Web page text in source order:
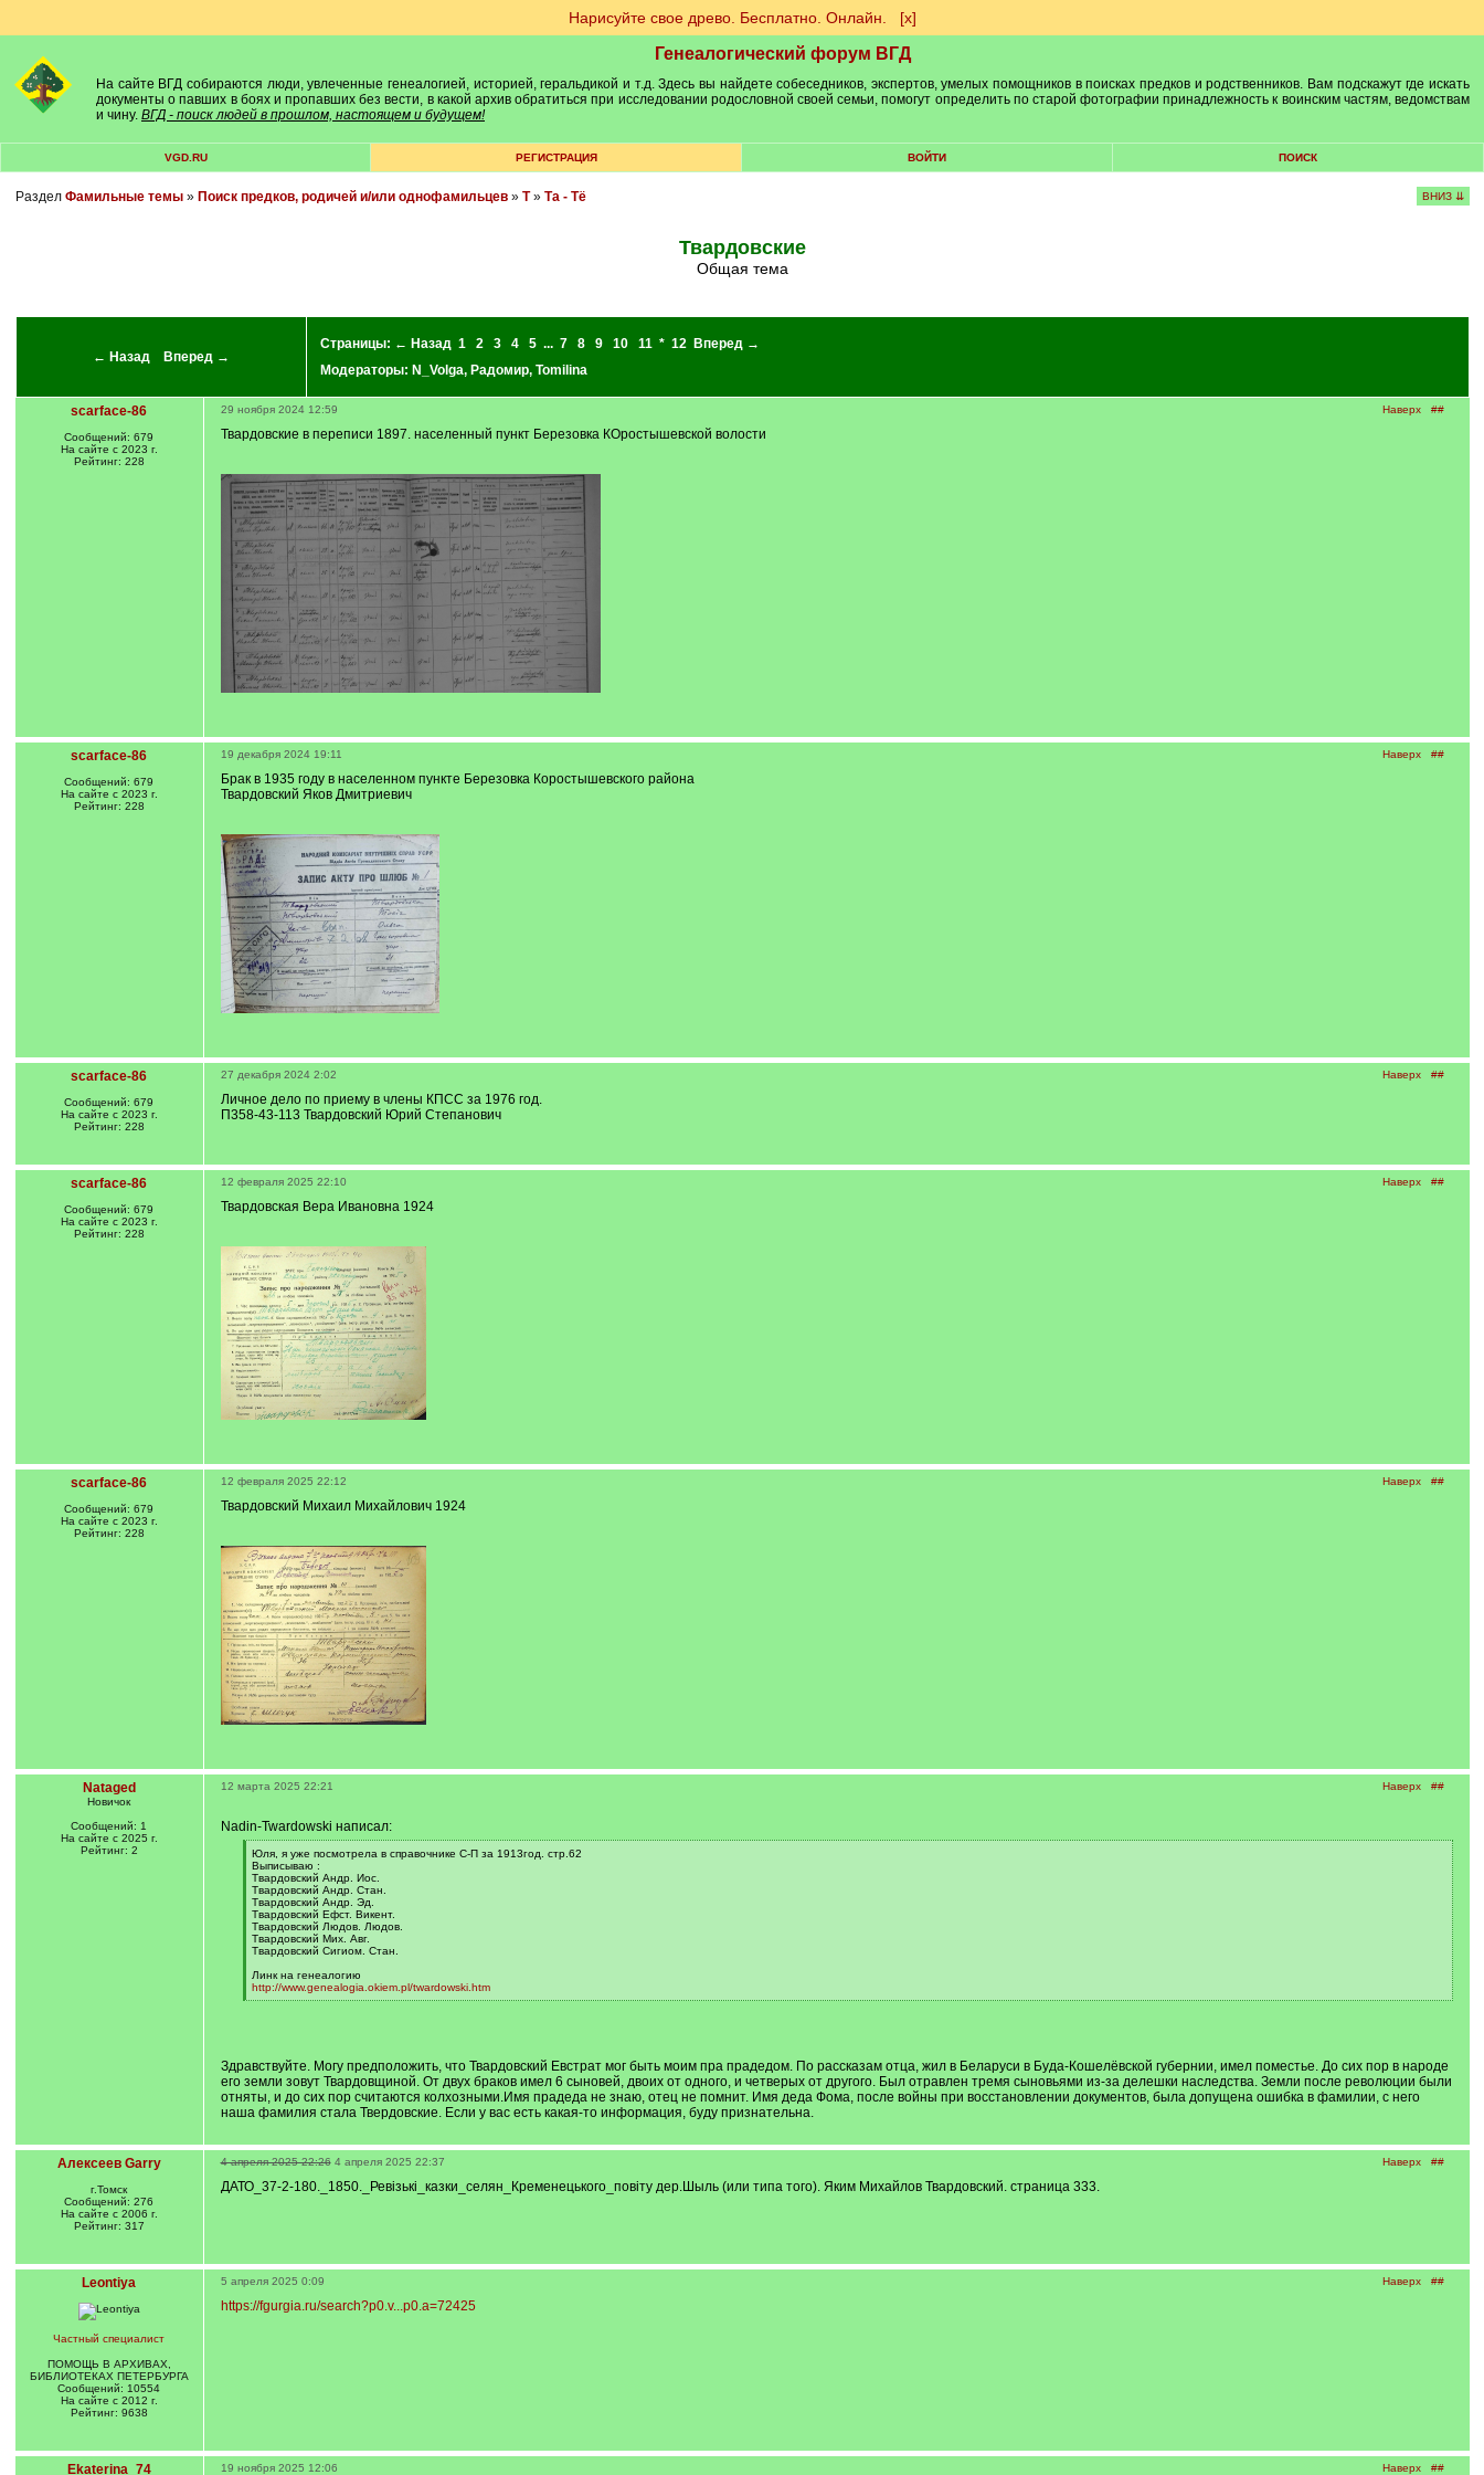
Нарисуйте свое древо. Бесплатно. Онлайн. [х]
Генеалогический форум ВГД
На сайте ВГД собираются люди, увлеченные генеалогией, историей, геральдикой и т.д. Здесь вы найдете собеседников, экспертов, умелых помощников в поисках предков и родственников. Вам подскажут где искать
документы о павших в боях и пропавших без вести, в какой архив обратиться при исследовании родословной своей семьи, помогут определить по старой фотографии принадлежность к воинским частям, ведомствам
и чину. ВГД - поиск людей в прошлом, настоящем и будущем!
VGD.RU РЕГИСТРАЦИЯ ВОЙТИ ПОИСК
Раздел Фамильные темы» Поиск предков, родичей и/или однофамильцев» Т» Та - Тё ВНИЗ ⇊
Твардовские
Общая тема
← Назад Вперед →
Страницы: ← Назад 1 2 3 4 5 ... 7 8 9 10 11 * 12
Вперед →
Модераторы: N_Volga, Радомир, Tomilina
scarface-86
Сообщений: 679
На сайте с 2023 г.
Рейтинг: 228
Наверх ##
29 ноября 2024 12:59
Твардовские в переписи 1897. населенный пункт Березовка КОростышевской волости
scarface-86
Сообщений: 679
На сайте с 2023 г.
Рейтинг: 228
Наверх ##
19 декабря 2024 19:11
Брак в 1935 году в населенном пункте Березовка Коростышевского района
Твардовский Яков Дмитриевич
scarface-86
Сообщений: 679
На сайте с 2023 г.
Рейтинг: 228
Наверх ##
27 декабря 2024 2:02
Личное дело по приему в члены КПСС за 1976 год.
П358-43-113 Твардовский Юрий Степанович
scarface-86
Сообщений: 679
На сайте с 2023 г.
Рейтинг: 228
Наверх ##
12 февраля 2025 22:10
Твардовская Вера Ивановна 1924
scarface-86
Сообщений: 679
На сайте с 2023 г.
Рейтинг: 228
Наверх ##
12 февраля 2025 22:12
Твардовский Михаил Михайлович 1924
Nataged
Новичок
Сообщений: 1
На сайте с 2025 г.
Рейтинг: 2
Наверх ##
12 марта 2025 22:21
Nadin-Twardowski написал:
[
q
]
Юля, я уже посмотрела в справочнике С-П за 1913год. стр.62
Выписываю :
Твардовский Андр. Иос.
Твардовский Андр. Стан.
Твардовский Андр. Эд.
Твардовский Ефст. Викент.
Твардовский Людов. Людов.
Твардовский Мих. Авг.
Твардовский Сигиом. Стан.
Линк на генеалогию
http://www.genealogia.okiem.pl/twardowski.htm
[
Здравствуйте. Могу предположить, что Твардовский Евстрат мог быть моим пра прадедом. По рассказам отца, жил в Беларуси в Буда-Кошелёвской губернии, имел поместье. До сих пор в народе
его земли зовут Твардовщиной. От двух браков имел 6 сыновей, двоих от одного, и четверых от другого. Был отравлен тремя сыновьями из-за делешки наследства. Земли после революции были
отняты, и до сих пор считаются колхозными.Имя прадеда не знаю, отец не помнит. Имя деда Фома, после войны при восстановлении документов, была допущена ошибка в фамилии, с него
наша фамилия стала Твердовские. Если у вас есть какая-то информация, буду признательна.
Алексеев Garry
г.Томск
Сообщений: 276
На сайте с 2006 г.
Рейтинг: 317
Наверх ##
4 апреля 2025 22:26 4 апреля 2025 22:37
ДАТО_37-2-180._1850._Ревізькі_казки_селян_Кременецького_повіту дер.Шыль (или типа того). Яким Михайлов Твардовский. страница 333.
Leontiya
Частный специалист
ПОМОЩЬ В АРХИВАХ,
БИБЛИОТЕКАХ ПЕТЕРБУРГА
Сообщений: 10554
На сайте с 2012 г.
Рейтинг: 9638
Наверх ##
5 апреля 2025 0:09
https://fgurgia.ru/search?p0.v...p0.a=72425
Ekaterina_74 Наверх ##
19 ноября 2025 12:06